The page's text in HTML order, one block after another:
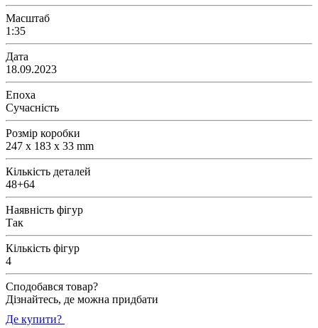
Масштаб
1:35
Дата
18.09.2023
Епоха
Сучасність
Розмір коробки
247 x 183 x 33 mm
Кількість деталей
48+64
Наявність фігур
Так
Кількість фігур
4
Сподобався товар?
Дізнайтесь, де можна придбати
Де купити?